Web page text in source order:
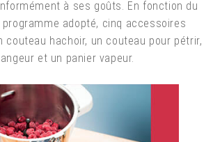
à ses goûts. En fonction du
adopté, cinq accessoires
couteau hachoir, un couteau pour pétrir,
et un panier vapeur.